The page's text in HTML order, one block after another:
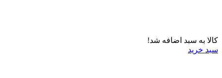
کالا به سبد اضافه شد!
سبد خرید